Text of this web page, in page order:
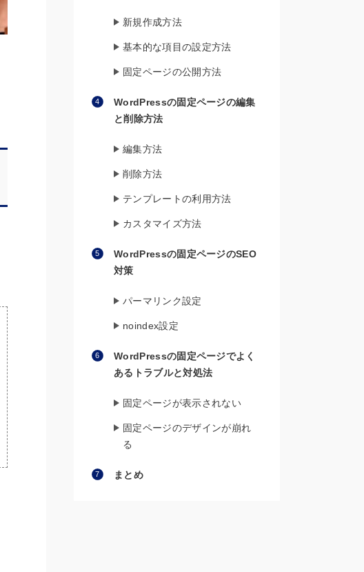
新規作成方法
基本的な項目の設定方法
固定ページの公開方法
WordPressの固定ページの編集
と削除方法
編集方法
削除方法
テンプレートの利用方法
カスタマイズ方法
WordPressの固定ページのSEO
対策
パーマリンク設定
noindex設定
WordPressの固定ページでよく
あるトラブルと対処法
固定ページが表示されない
固定ページのデザインが崩れ
る
まとめ